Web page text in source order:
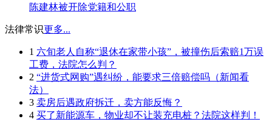
陈建林被开除党籍和公职
法律常识更多...
1 六旬老人自称“退休在家带小孩”，被撞伤后索赔1万误
工费，法院怎么判？
2 “进货式网购”遇纠纷，能要求三倍赔偿吗（新闻看
法）
3 卖房后遇政府拆迁，卖方能反悔？
4 买了新能源车，物业却不让装充电桩？法院这样判！